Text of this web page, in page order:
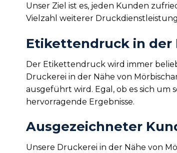
Unser Ziel ist es, jeden Kunden
Vielzahl weiterer
Etikettendruck in der
Der Etikettendruck wird immer
Druckerei in der Nähe von
ausgeführt wird. Egal, ob es sich
hervorragende Ergebnisse.
Ausgezeichneter
Unsere Druckerei in der Nähe von